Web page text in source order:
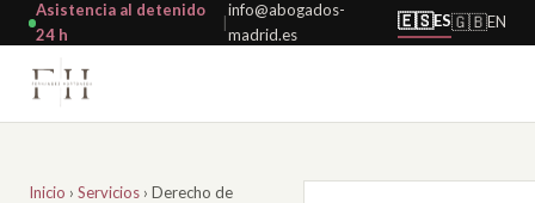
Asistencia al detenido
24 h
|
info@abogados-
madrid.es
🇪🇸ES🇬🇧EN
Inicio › Servicios › Derecho de